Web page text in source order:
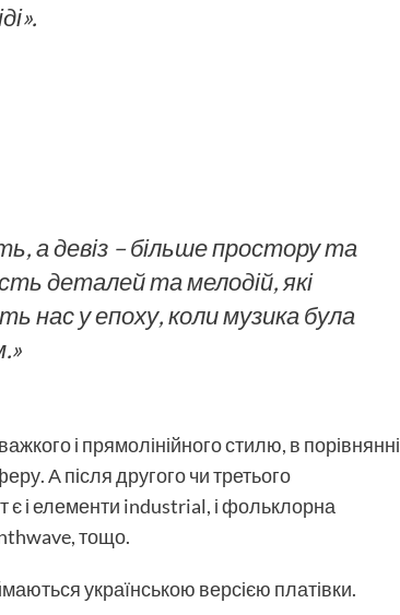
а девіз – більше простору та
деталей та мелодій, які
у епоху, коли музика була
і прямолінійного стилю, в порівнянні
А після другого чи третього
є і елементи industrial, і фольклорна
тощо.
українською версією платівки.